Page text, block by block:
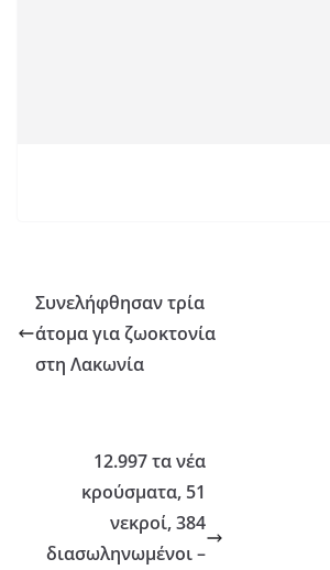
Συνελήφθησαν τρία
άτομα για ζωοκτονία
στη Λακωνία
12.997 τα νέα
κρούσματα, 51
νεκροί, 384
διασωληνωμένοι –